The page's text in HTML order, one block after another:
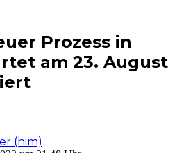
Prozess in
am 23. August
(him)